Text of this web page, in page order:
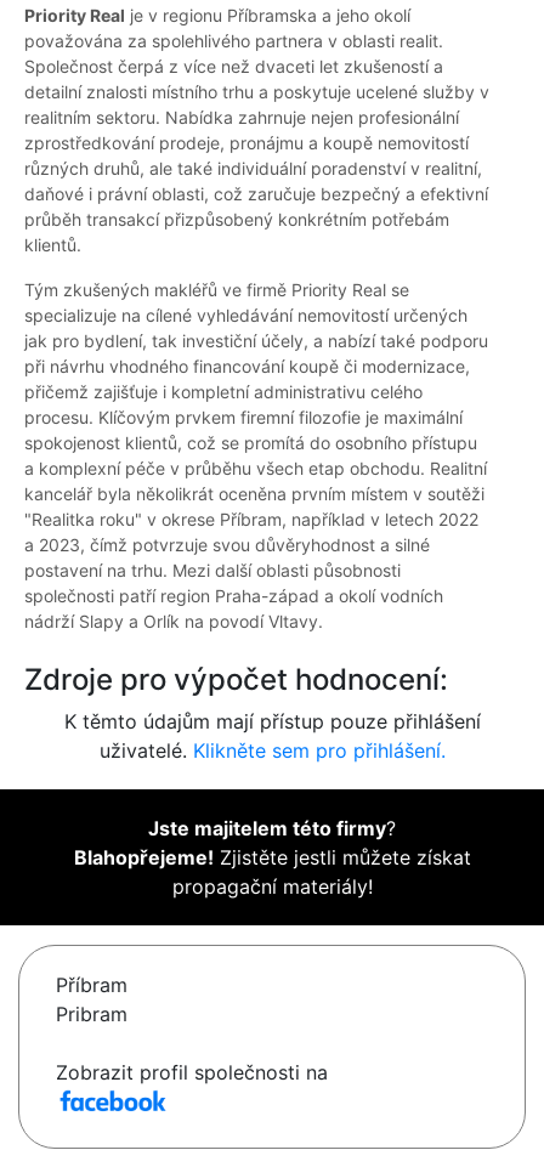
Priority Real je v regionu Příbramska a jeho okolí
považována za spolehlivého partnera v oblasti realit.
Společnost čerpá z více než dvaceti let zkušeností a
detailní znalosti místního trhu a poskytuje ucelené služby v
realitním sektoru. Nabídka zahrnuje nejen profesionální
zprostředkování prodeje, pronájmu a koupě nemovitostí
různých druhů, ale také individuální poradenství v realitní,
daňové i právní oblasti, což zaručuje bezpečný a efektivní
průběh transakcí přizpůsobený konkrétním potřebám
klientů.
Tým zkušených makléřů ve firmě Priority Real se
specializuje na cílené vyhledávání nemovitostí určených
jak pro bydlení, tak investiční účely, a nabízí také podporu
při návrhu vhodného financování koupě či modernizace,
přičemž zajišťuje i kompletní administrativu celého
procesu. Klíčovým prvkem firemní filozofie je maximální
spokojenost klientů, což se promítá do osobního přístupu
a komplexní péče v průběhu všech etap obchodu. Realitní
kancelář byla několikrát oceněna prvním místem v soutěži
"Realitka roku" v okrese Příbram, například v letech 2022
a 2023, čímž potvrzuje svou důvěryhodnost a silné
postavení na trhu. Mezi další oblasti působnosti
společnosti patří region Praha-západ a okolí vodních
nádrží Slapy a Orlík na povodí Vltavy.
Zdroje pro výpočet hodnocení:
K těmto údajům mají přístup pouze přihlášení
uživatelé. Klikněte sem pro přihlášení.
Jste majitelem této firmy?
Blahopřejeme! Zjistěte jestli můžete získat
propagační materiály!
Příbram
Pribram
Zobrazit profil společnosti na